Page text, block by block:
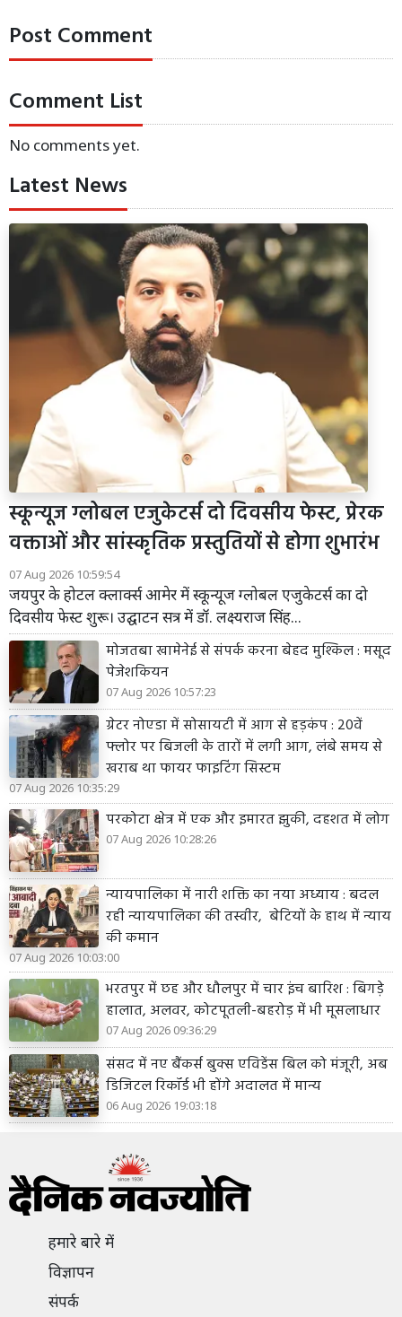
Post Comment
Comment List
No comments yet.
Latest News
स्कून्यूज ग्लोबल एजुकेटर्स दो दिवसीय फेस्ट, प्रेरक
वक्ताओं और सांस्कृतिक प्रस्तुतियों से होगा शुभारंभ
07 Aug 2026 10:59:54
जयपुर के होटल क्लार्क्स आमेर में स्कून्यूज ग्लोबल एजुकेटर्स का दो
दिवसीय फेस्ट शुरू। उद्घाटन सत्र में डॉ. लक्ष्यराज सिंह...
मोजतबा खामेनेई से संपर्क करना बेहद मुश्किल : मसूद
पेजेशकियन
07 Aug 2026 10:57:23
ग्रेटर नोएडा में सोसायटी में आग से हड़कंप : 20वें
फ्लोर पर बिजली के तारों में लगी आग, लंबे समय से
खराब था फायर फाइटिंग सिस्टम
07 Aug 2026 10:35:29
परकोटा क्षेत्र में एक और इमारत झुकी, दहशत में लोग
07 Aug 2026 10:28:26
न्यायपालिका में नारी शक्ति का नया अध्याय : बदल
रही न्यायपालिका की तस्वीर, बेटियों के हाथ में न्याय
की कमान
07 Aug 2026 10:03:00
भरतपुर में छह और धौलपुर में चार इंच बारिश : बिगड़े
हालात, अलवर, कोटपूतली-बहरोड़ में भी मूसलाधार
07 Aug 2026 09:36:29
संसद में नए बैंकर्स बुक्स एविडेंस बिल को मंजूरी, अब
डिजिटल रिकॉर्ड भी होंगे अदालत में मान्य
06 Aug 2026 19:03:18
हमारे बारे में
विज्ञापन
संपर्क